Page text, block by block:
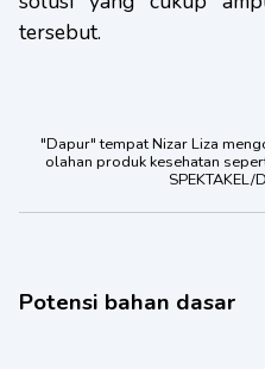
tersebut.
"Dapur" tempat Nizar Liza
olahan produk kesehatan
SPEKTAKEL/
Potensi bahan dasar